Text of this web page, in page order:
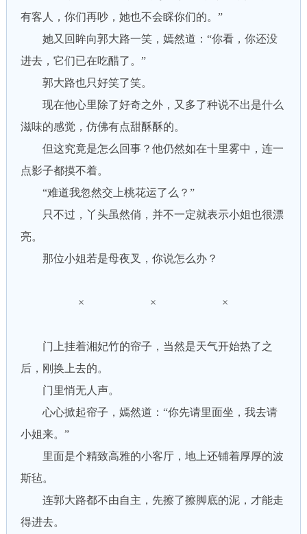
有客人，你们再吵，她也不会睬你们的。”
她又回眸向郭大路一笑，嫣然道：“你看，你还没
进去，它们已在吃醋了。”
郭大路也只好笑了笑。
现在他心里除了好奇之外，又多了种说不出是什么
滋味的感觉，仿佛有点甜酥酥的。
但这究竟是怎么回事？他仍然如在十里雾中，连一
点影子都摸不着。
“难道我忽然交上桃花运了么？”
只不过，丫头虽然俏，并不一定就表示小姐也很漂
亮。
那位小姐若是母夜叉，你说怎么办？
× × ×
门上挂着湘妃竹的帘子，当然是天气开始热了之
后，刚换上去的。
门里悄无人声。
心心掀起帘子，嫣然道：“你先请里面坐，我去请
小姐来。”
里面是个精致高雅的小客厅，地上还铺着厚厚的波
斯毡。
连郭大路都不由自主，先擦了擦脚底的泥，才能走
得进去。